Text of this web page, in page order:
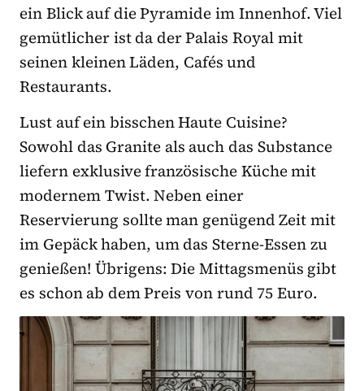
ein Blick auf die Pyramide im Innenhof. Viel
gemütlicher ist da der Palais Royal mit
seinen kleinen Läden, Cafés und
Restaurants.
Lust auf ein bisschen Haute Cuisine?
Sowohl das Granite als auch das Substance
liefern exklusive französische Küche mit
modernem Twist. Neben einer
Reservierung sollte man genügend Zeit mit
im Gepäck haben, um das Sterne-Essen zu
genießen! Übrigens: Die Mittagsmenüs gibt
es schon ab dem Preis von rund 75 Euro.